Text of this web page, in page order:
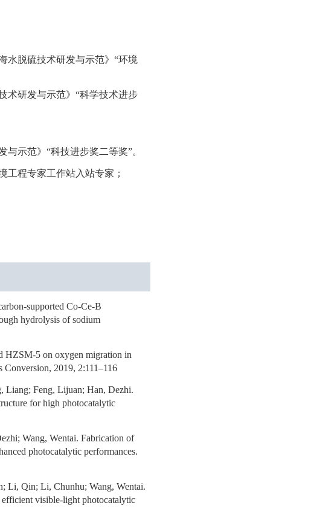
水脱硫技术研发与示范》“环境
术研发与示范》“科学技术进步
示范》“科技进步奖二等奖”。
工程专家工作站入站专家；
supported Co-Ce-B
hydrolysis of sodium
HZSM-5 on oxygen migration in
2019, 2:111–116
Liang; Feng, Lijuan; Han, Dezhi.
for high photocatalytic
Wang, Wentai. Fabrication of
photocatalytic performances.
Li, Qin; Li, Chunhu; Wang, Wentai.
visible-light photocatalytic